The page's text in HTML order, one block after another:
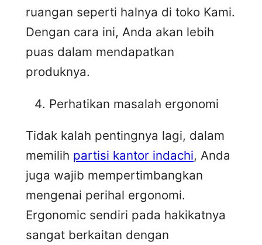
ruangan seperti halnya di toko Kami.
Dengan cara ini, Anda akan lebih
puas dalam mendapatkan
produknya.
Perhatikan masalah ergonomi
Tidak kalah pentingnya lagi, dalam
memilih partisi kantor indachi, Anda
juga wajib mempertimbangkan
mengenai perihal ergonomi.
Ergonomic sendiri pada hakikatnya
sangat berkaitan dengan